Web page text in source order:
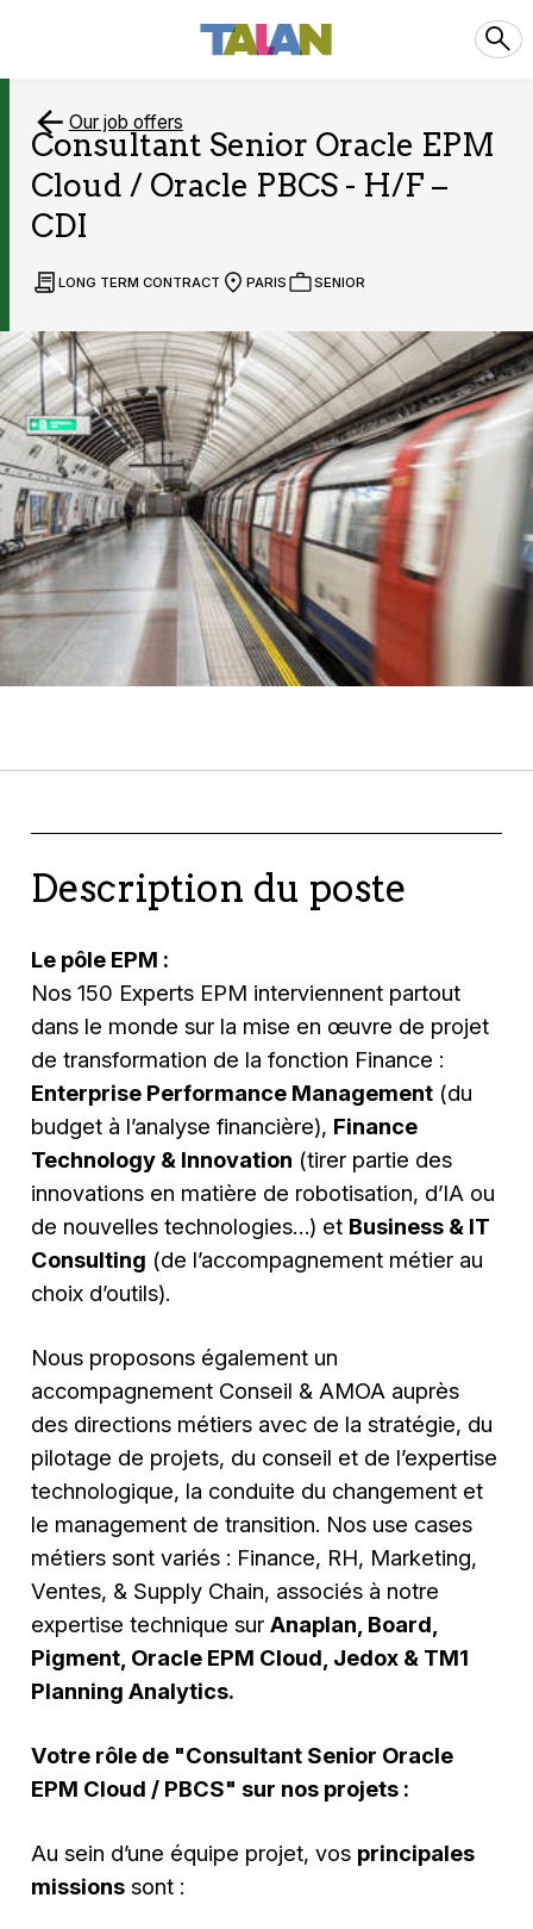
Our job offers
Consultant Senior Oracle EPM
Cloud / Oracle PBCS - H/F –
CDI
LONG TERM CONTRACT PARIS SENIOR
Description du poste
Le pôle EPM :
Nos 150 Experts EPM interviennent partout
dans le monde sur la mise en œuvre de projet
de transformation de la fonction Finance :
Enterprise Performance Management (du
budget à l’analyse financière), Finance
Technology & Innovation (tirer partie des
innovations en matière de robotisation, d’IA ou
de nouvelles technologies…) et Business & IT
Consulting (de l’accompagnement métier au
choix d’outils).
Nous proposons également un
accompagnement Conseil & AMOA auprès
des directions métiers avec de la stratégie, du
pilotage de projets, du conseil et de l’expertise
technologique, la conduite du changement et
le management de transition. Nos use cases
métiers sont variés : Finance, RH, Marketing,
Ventes, & Supply Chain, associés à notre
expertise technique surAnaplan, Board,
Pigment, Oracle EPM Cloud, Jedox & TM1
Planning Analytics.
Votre rôle de "Consultant Senior Oracle
EPM Cloud / PBCS" sur nos projets :
Au sein d’une équipe projet, vos principales
missions sont :